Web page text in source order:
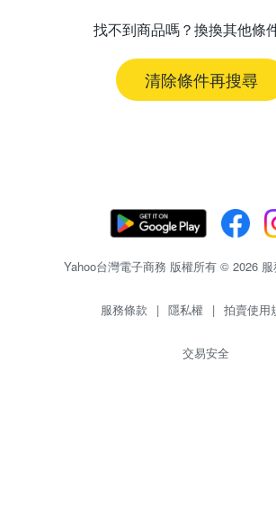
找不到商品嗎？換換其他條
清除條件再搜尋
Yahoo台灣電子商務 版權所有 © 2026
服務條款 | 隱私權 | 拍賣使用
交易安全